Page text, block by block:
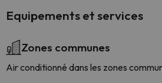
Equipements et services
Zones communes
Air conditionné dans les zones